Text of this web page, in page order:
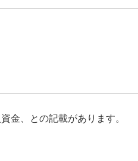
金、との記載があります。